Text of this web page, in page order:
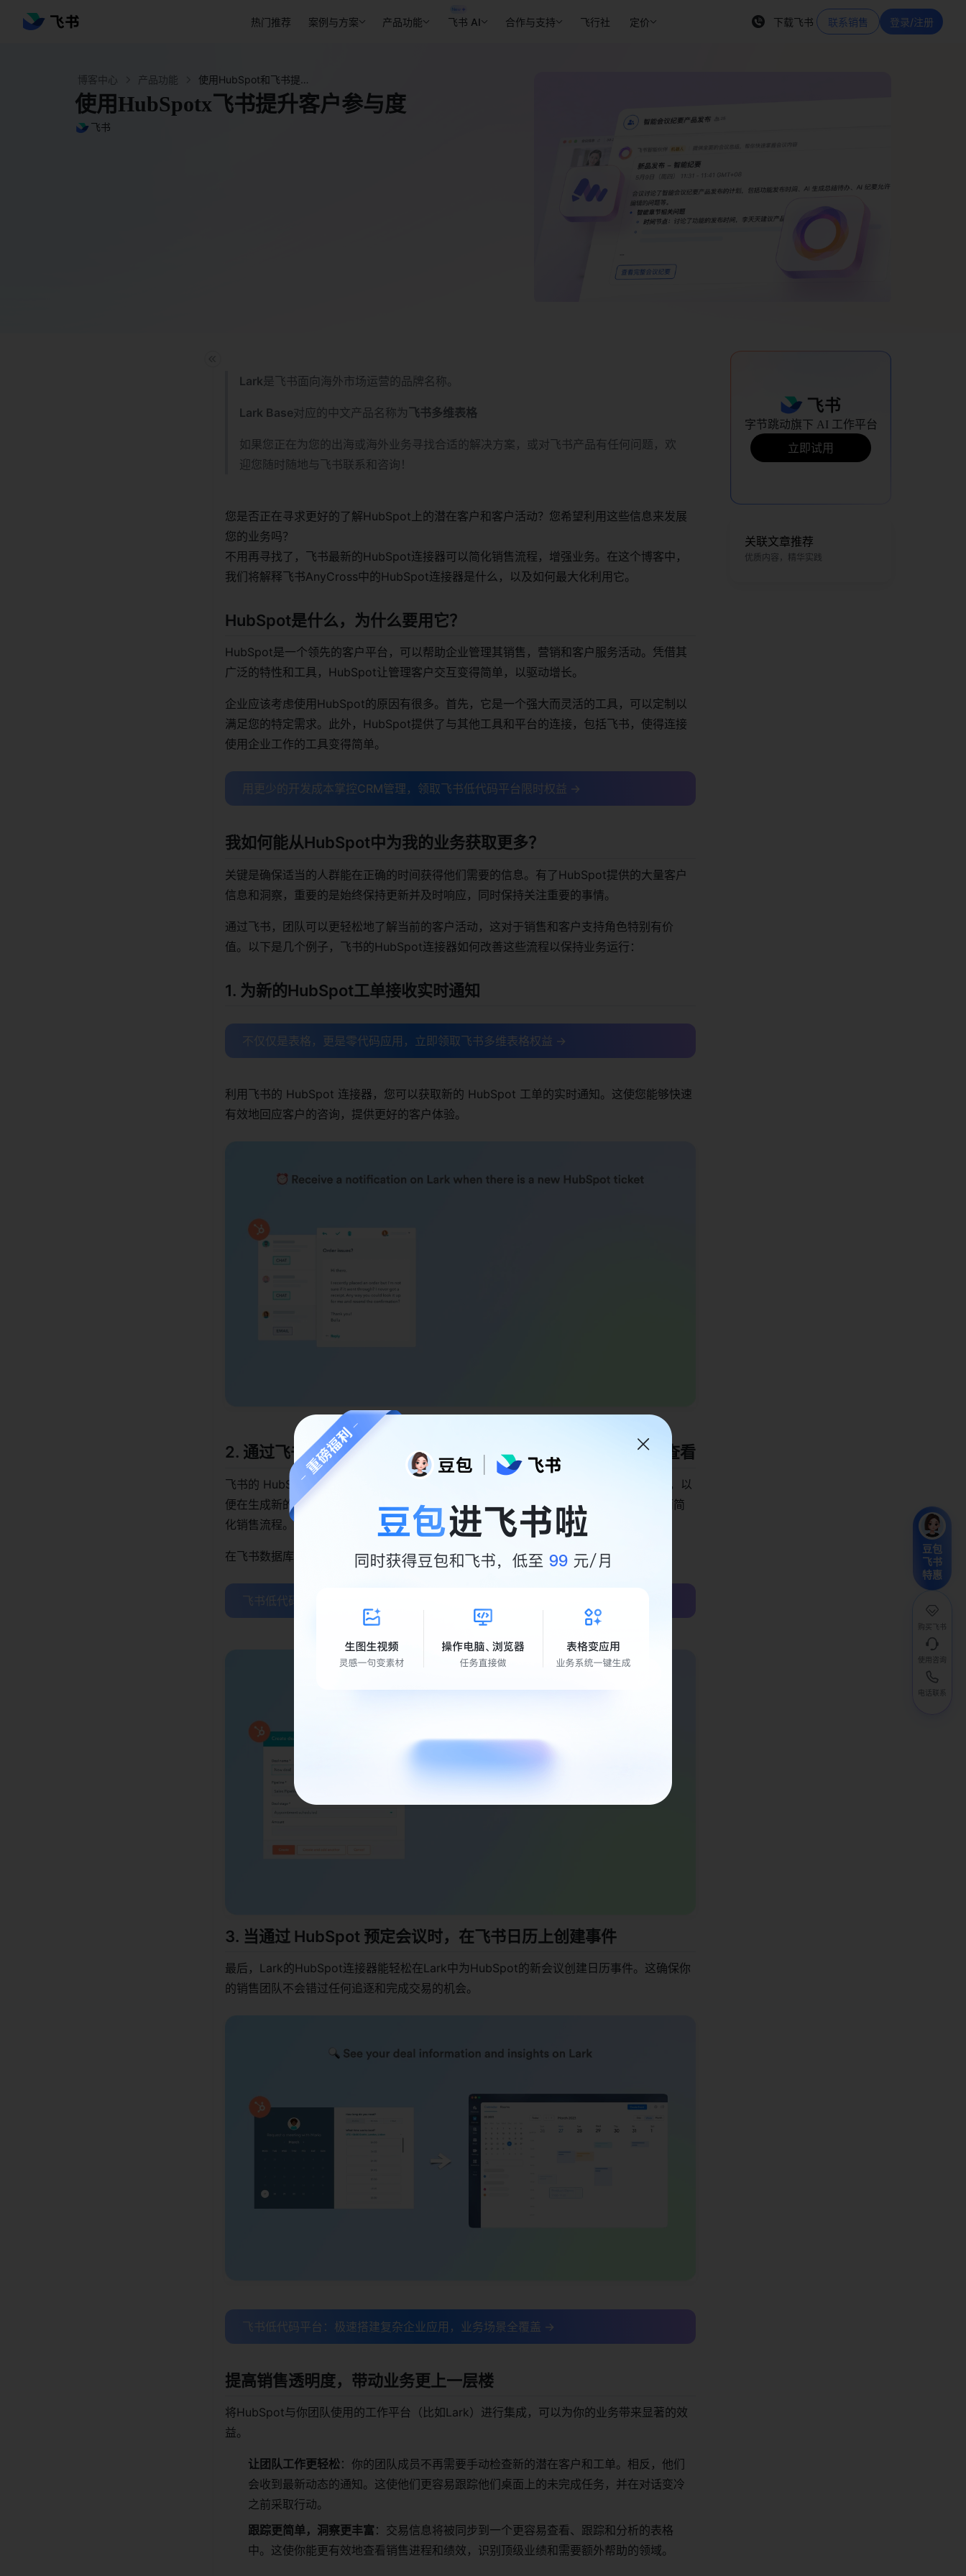
热门推荐 案例与方案 产品功能 飞书 AI 合作与支持 飞行社 定价 下载飞书 联系销售 登录/注册
博客中心 产品功能 使用HubSpot和飞书提升客户参与度 - 飞书官网
使用HubSpotx飞书提升客户参与度
飞书
Lark是飞书面向海外市场运营的品牌名称。
Lark Base对应的中文产品名称为飞书多维表格
如果您正在为您的出海或海外业务寻找合适的解决方案，或对飞书产品有任何问题，欢
迎您随时随地与飞书联系和咨询！
您是否正在寻求更好的了解HubSpot上的潜在客户和客户活动？您希望利用这些信息来发展
您的业务吗？
不用再寻找了，飞书最新的HubSpot连接器可以简化销售流程，增强业务。在这个博客中，
我们将解释飞书AnyCross中的HubSpot连接器是什么，以及如何最大化利用它。
HubSpot是什么，为什么要用它？
HubSpot是一个领先的客户平台，可以帮助企业管理其销售，营销和客户服务活动。凭借其
广泛的特性和工具，HubSpot让管理客户交互变得简单，以驱动增长。
企业应该考虑使用HubSpot的原因有很多。首先，它是一个强大而灵活的工具，可以定制以
满足您的特定需求。此外，HubSpot提供了与其他工具和平台的连接，包括飞书，使得连接
使用企业工作的工具变得简单。
用更少的开发成本掌控CRM管理，领取飞书低代码平台限时权益 →
我如何能从HubSpot中为我的业务获取更多？
关键是确保适当的人群能在正确的时间获得他们需要的信息。有了HubSpot提供的大量客户
信息和洞察，重要的是始终保持更新并及时响应，同时保持关注重要的事情。
通过飞书，团队可以更轻松地了解当前的客户活动，这对于销售和客户支持角色特别有价
值。以下是几个例子，飞书的HubSpot连接器如何改善这些流程以保持业务运行：
1. 为新的HubSpot工单接收实时通知
不仅仅是表格，更是零代码应用，立即领取飞书多维表格权益 →
利用飞书的 HubSpot 连接器，您可以获取新的 HubSpot 工单的实时通知。这使您能够快速
有效地回应客户的咨询，提供更好的客户体验。
2. 通过飞书将 HubSpot 的交易同步到飞书数据库，以便更好地查看
飞书的 HubSpot 连接器还允许您从 HubSpot 将重要的交易信息无缝同步到飞书数据库，以
便在生成新的交易时可以查看。这确保了您的销售团队可以获取准确和及时的数据，从而简
化销售流程。
在飞书数据库中，销售团队可以进一步可视化交易数据进行进一步分析和行动。
飞书低代码平台：极速搭建复杂企业应用，业务场景全覆盖 →
3. 当通过 HubSpot 预定会议时，在飞书日历上创建事件
最后，Lark的HubSpot连接器能轻松在Lark中为HubSpot的新会议创建日历事件。这确保你
的销售团队不会错过任何追逐和完成交易的机会。
飞书低代码平台：极速搭建复杂企业应用，业务场景全覆盖 →
提高销售透明度，带动业务更上一层楼
将HubSpot与你团队使用的工作平台（比如Lark）进行集成，可以为你的业务带来显著的效
益。
让团队工作更轻松：你的团队成员不再需要手动检查新的潜在客户和工单。相反，他们
会收到最新动态的通知。这使他们更容易跟踪他们桌面上的未完成任务，并在对话变冷
之前采取行动。
跟踪更简单，洞察更丰富 ：交易信息将被同步到一个更容易查看、跟踪和分析的表格
中。这使你能更有效地查看销售进程和绩效，识别顶级业绩和需要额外帮助的领域。
字节跳动旗下 AI 工作平台
立即试用
关联文章推荐
优质内容，精华实践
豆包
飞书
特惠
购买飞书
使用咨询
电话联系